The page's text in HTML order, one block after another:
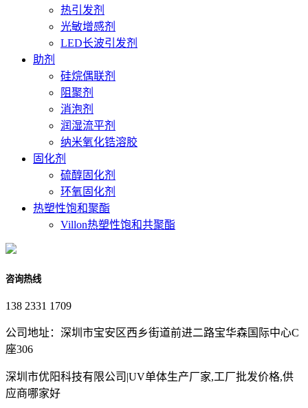
热引发剂
光敏增感剂
LED长波引发剂
助剂
硅烷偶联剂
阻聚剂
消泡剂
润湿流平剂
纳米氧化锆溶胶
固化剂
硫醇固化剂
环氧固化剂
热塑性饱和聚酯
Villon热塑性饱和共聚酯
咨询热线
138 2331 1709
公司地址：深圳市宝安区西乡街道前进二路宝华森国际中心C
座306
深圳市优阳科技有限公司|UV单体生产厂家,工厂批发价格,供
应商哪家好